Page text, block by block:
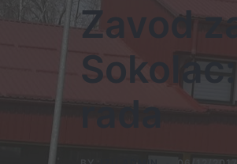
Zavod
rada